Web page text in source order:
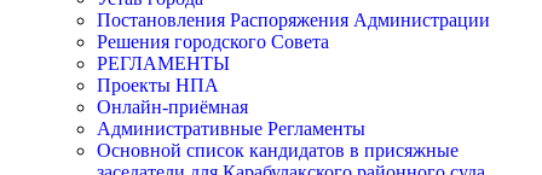
Постановления Распоряжения Администрации
Решения городского Совета
РЕГЛАМЕНТЫ
Проекты НПА
Онлайн-приёмная
Административные Регламенты
Основной список кандидатов в присяжные